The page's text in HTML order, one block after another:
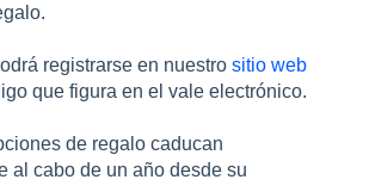
registrarse en nuestro sitio web
que figura en el vale electrónico.
de regalo caducan
al cabo de un año desde su